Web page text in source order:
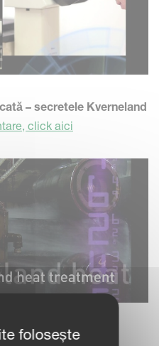
– secretele Kverneland
click aici
nu le poate produce!
folosește